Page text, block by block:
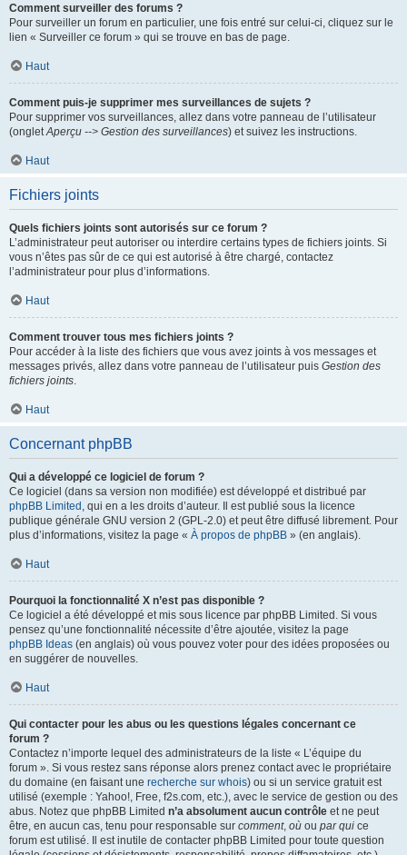
Comment surveiller des forums ?
Pour surveiller un forum en particulier, une fois entré sur celui-ci, cliquez sur le
lien « Surveiller ce forum » qui se trouve en bas de page.
Haut
Comment puis-je supprimer mes surveillances de sujets ?
Pour supprimer vos surveillances, allez dans votre panneau de l’utilisateur
(ongletAperçu --> Gestion des surveillances) et suivez les instructions.
Haut
Fichiers joints
Quels fichiers joints sont autorisés sur ce forum ?
L’administrateur peut autoriser ou interdire certains types de fichiers joints. Si
vous n’êtes pas sûr de ce qui est autorisé à être chargé, contactez
l’administrateur pour plus d’informations.
Haut
Comment trouver tous mes fichiers joints ?
Pour accéder à la liste des fichiers que vous avez joints à vos messages et
messages privés, allez dans votre panneau de l’utilisateur puis Gestion des
fichiers joints.
Haut
Concernant phpBB
Qui a développé ce logiciel de forum ?
Ce logiciel (dans sa version non modifiée) est développé et distribué par
phpBB Limited , qui en a les droits d’auteur. Il est publié sous la licence
publique générale GNU version 2 (GPL-2.0) et peut être diffusé librement. Pour
plus d’informations, visitez la page « À propos de phpBB » (en anglais).
Haut
Pourquoi la fonctionnalité X n’est pas disponible ?
Ce logiciel a été développé et mis sous licence par phpBB Limited. Si vous
pensez qu’une fonctionnalité nécessite d’être ajoutée, visitez la page
phpBB Ideas (en anglais) où vous pouvez voter pour des idées proposées ou
en suggérer de nouvelles.
Haut
Qui contacter pour les abus ou les questions légales concernant ce
forum ?
Contactez n’importe lequel des administrateurs de la liste « L’équipe du
forum ». Si vous restez sans réponse alors prenez contact avec le propriétaire
du domaine (en faisant une recherche sur whois) ou si un service gratuit est
utilisé (exemple : Yahoo!, Free, f2s.com, etc.), avec le service de gestion ou des
abus. Notez que phpBB Limited n’a absolument aucun contrôle et ne peut
être, en aucun cas, tenu pour responsable sur comment, où ou par qui ce
forum est utilisé. Il est inutile de contacter phpBB Limited pour toute question